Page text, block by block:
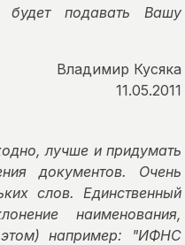
подавать Вашу
Владимир Кусяка
11.05.2011
лучше и придумать
документов. Очень
слов. Единственный
наименования,
например: "ИФНС